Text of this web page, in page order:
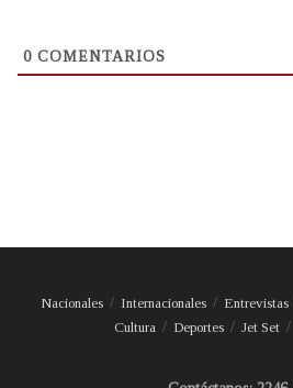
0 COMENTARIOS
Nacionales Internacionales Entrevistas
Cultura
Deportes Jet Set